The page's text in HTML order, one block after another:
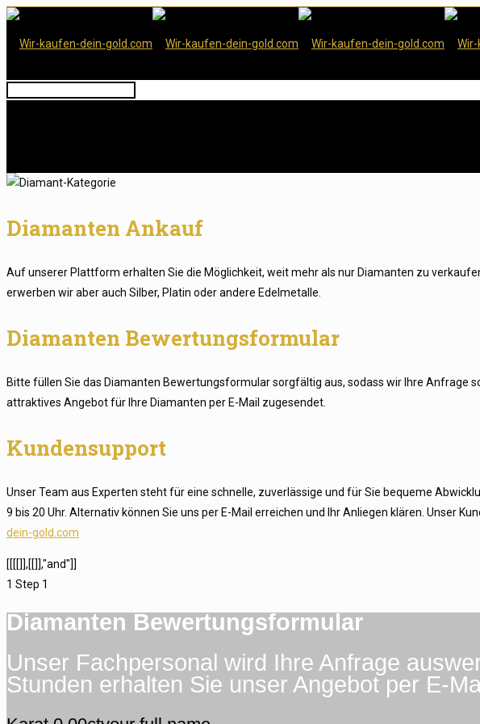
Diamanten Ankauf
Auf unserer Plattform erhalten Sie die Möglichkeit, weit mehr als nur Diamanten zu
erwerben wir aber auch Silber, Platin oder andere Edelmetalle.
Diamanten Bewertungsformular
Bitte füllen Sie das Diamanten Bewertungsformular sorgfältig aus, sodass wir Ihre Anfrage
attraktives Angebot für Ihre Diamanten per E-Mail zugesendet.
Kundensupport
Unser Team aus Experten steht für eine schnelle, zuverlässige und für Sie bequeme
9 bis 20 Uhr. Alternativ können Sie uns per E-Mail erreichen und Ihr Anliegen klären. Unser
dein-gold.com
[[[[]],[[]],"and"]]
1 Step 1
Diamanten Bewertungsformular
Unser Fachpersonal wird Ihre Anfrage
Stunden erhalten Sie unser Angebot per E-